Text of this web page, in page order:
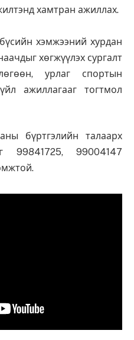
хамтран ажиллах.
хэмжээний хурдан
хөгжүүлэх сургалт
урлаг спортын
ажиллагааг тогтмол
бүртгэлийн талаарх
99841725, 99004147